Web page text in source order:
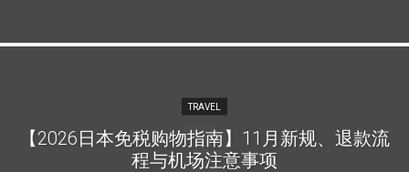
TRAVEL
【2026日本免税购物指南】11月新规、退款流
程与机场注意事项